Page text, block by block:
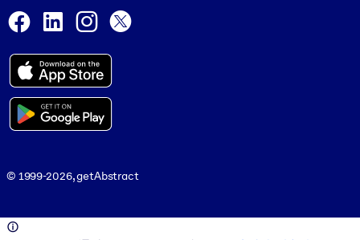
Facebook
LinkedInInstagram
© 1999-2026, getAbstract